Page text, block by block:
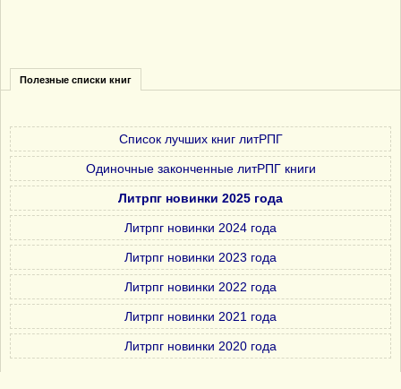
Полезные списки книг
Список лучших книг литРПГ
Одиночные законченные литРПГ книги
Литрпг новинки 2025 года
Литрпг новинки 2024 года
Литрпг новинки 2023 года
Литрпг новинки 2022 года
Литрпг новинки 2021 года
Литрпг новинки 2020 года